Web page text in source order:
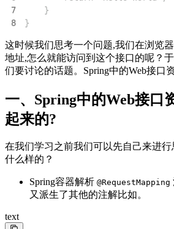
7
8
}
这时候我们思考一个问题,我们在浏览
地址,怎么就能访问到这个接口的呢？
们要讨论的话题。Spring中的Web接口
一、Spring中的Web接口
起来的?
在我们学习之前我们可以先自己来进
什么样的？
Spring容器解析 @RequestMapping
又派生了其他的注解比如。
text